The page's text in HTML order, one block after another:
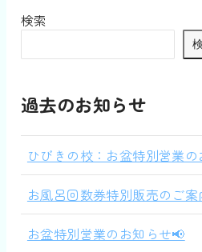
検索
過去のお知らせ
ひびきの校：お盆特別営業
お風呂回数券特別販売のご
お盆特別営業のお知らせ📢